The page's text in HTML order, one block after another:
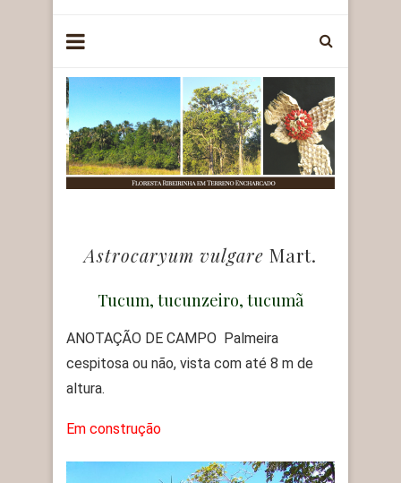
Astrocaryum vulgare Mart.
Tucum, tucunzeiro, tucumã
ANOTAÇÃO DE CAMPO Palmeira
cespitosa ou não, vista com até 8 m de
altura.
Em construção